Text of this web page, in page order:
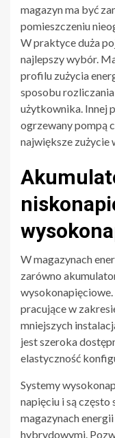
magazyn ma być
pomieszczeniu
W praktyce duża
najlepszy wybór.
profilu zużycia
sposobu
użytkownika. Innej
ogrzewany pompą
największe zużycie
W magazynach
zarówno
pracujące w
mniejszych
jest szeroka
elastyczność
Systemy
napięciu i są
magazynach
hybrydowymi.